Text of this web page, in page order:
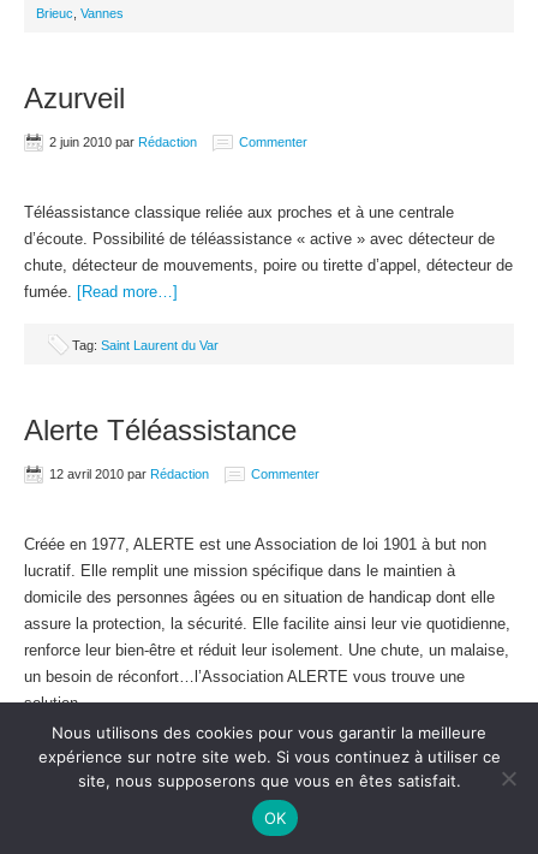
Brieuc Vannes
Azurveil
2 juin 2010 par Rédaction Commenter
Téléassistance classique reliée aux proches et à une centrale
d’écoute. Possibilité de téléassistance « active » avec détecteur de
chute, détecteur de mouvements, poire ou tirette d’appel, détecteur de
fumée.
[Read more…]
Tag: Saint Laurent du Var
Alerte Téléassistance
12 avril 2010 par Rédaction Commenter
Créée en 1977, ALERTE est une Association de loi 1901 à but non
lucratif. Elle remplit une mission spécifique dans le maintien à
domicile des personnes âgées ou en situation de handicap dont elle
assure la protection, la sécurité. Elle facilite ainsi leur vie quotidienne,
renforce leur bien-être et réduit leur isolement. Une chute, un malaise,
un besoin de réconfort…l’Association ALERTE vous trouve une
solution.
[Read more…]
Lyon
Nous utilisons des cookies pour vous garantir la meilleure
expérience sur notre site web. Si vous continuez à utiliser ce
site, nous supposerons que vous en êtes satisfait.
OK